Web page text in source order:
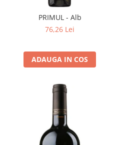
Crama LICORNA
Domeniile La MIGDALI
Crama JIDVEI
GRAMOFON Wine
Domeniul BOGDAN
Crama ARAMIC
Crama CORCOVA
PRIMUL - Alb
76,26 Lei
ADAUGA IN COS